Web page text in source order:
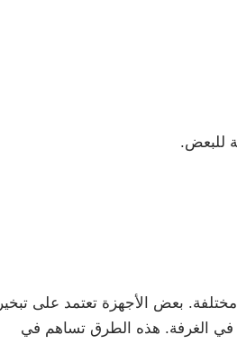
للبعض.
بعض الأجهزة تعتمد على تبخير
في الغرفة. هذه الطرق تساهم في